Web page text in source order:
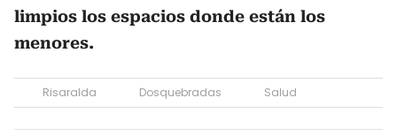
limpios los espacios donde están los
menores.
Risaralda Dosquebradas Salud